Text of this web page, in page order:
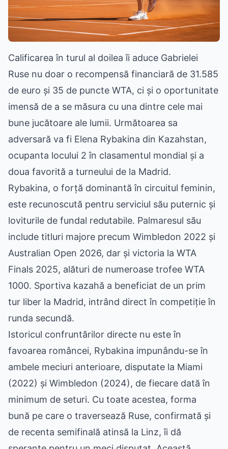
Calificarea în turul al doilea îi aduce Gabrielei
Ruse nu doar o recompensă financiară de 31.585
de euro și 35 de puncte WTA, ci și o oportunitate
imensă de a se măsura cu una dintre cele mai
bune jucătoare ale lumii. Următoarea sa
adversară va fi Elena Rybakina din Kazahstan,
ocupanta locului 2 în clasamentul mondial și a
doua favorită a turneului de la Madrid.
Rybakina, o forță dominantă în circuitul feminin,
este recunoscută pentru serviciul său puternic și
loviturile de fundal redutabile. Palmaresul său
include titluri majore precum Wimbledon 2022 și
Australian Open 2026, dar și victoria la WTA
Finals 2025, alături de numeroase trofee WTA
1000. Sportiva kazahă a beneficiat de un prim
tur liber la Madrid, intrând direct în competiție în
runda secundă.
Istoricul confruntărilor directe nu este în
favoarea româncei, Rybakina impunându-se în
ambele meciuri anterioare, disputate la Miami
(2022) și Wimbledon (2024), de fiecare dată în
minimum de seturi. Cu toate acestea, forma
bună pe care o traversează Ruse, confirmată și
de recenta semifinală atinsă la Linz, îi dă